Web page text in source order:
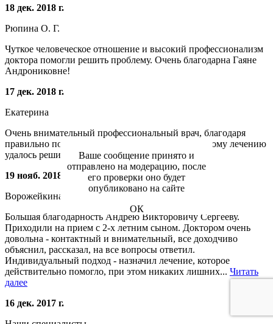
18 дек. 2018 г.
Рюпина О. Г.
Чуткое человеческое отношение и высокий профессионализм
доктора помогли решить проблему. Очень благодарна Гаяне
Андрониковне!
17 дек. 2018 г.
Екатерина
Очень внимательный профессиональный врач, благодаря
правильно поставленному диагнозу и подобранному лечению
удалось решить проблемы со здоровьем.
19 нояб. 2018 г.
Ворожейкина Н.В.
Большая благодарность Андрею Викторовичу Сергееву.
Приходили на прием с 2-х летним сыном. Доктором очень
довольна - контактный и внимательный, все доходчиво
объяснил, рассказал, на все вопросы ответил.
Индивидуальный подход - назначил лечение, которое
действительно помогло, при этом никаких лишних... Читать
далее
16 дек. 2017 г.
Ваше сообщение принято и
отправлено на модерацию, после
его проверки оно будет
опубликовано на сайте
ОК